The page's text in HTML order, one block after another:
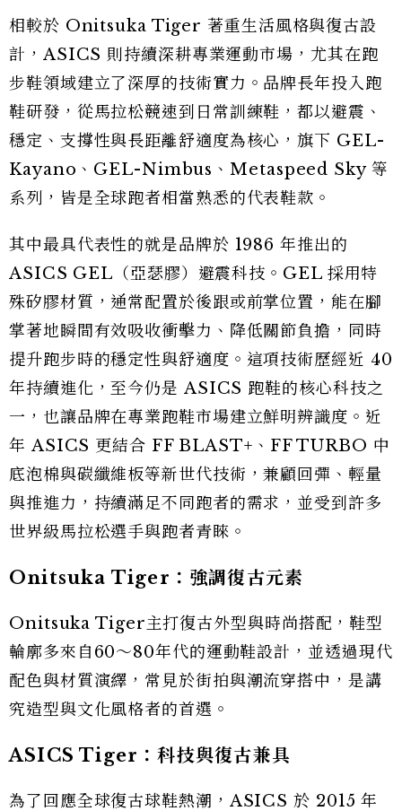
相較於 Onitsuka Tiger 著重生活風格與復古設
計，ASICS 則持續深耕專業運動市場，尤其在跑
步鞋領域建立了深厚的技術實力。品牌長年投入跑
鞋研發，從馬拉松競速到日常訓練鞋，都以避震、
穩定、支撐性與長距離舒適度為核心，旗下 GEL-
Kayano、GEL-Nimbus、Metaspeed Sky 等
系列，皆是全球跑者相當熟悉的代表鞋款。
其中最具代表性的就是品牌於 1986 年推出的
ASICS GEL（亞瑟膠）避震科技。GEL 採用特
殊矽膠材質，通常配置於後跟或前掌位置，能在腳
掌著地瞬間有效吸收衝擊力、降低關節負擔，同時
提升跑步時的穩定性與舒適度。這項技術歷經近 40
年持續進化，至今仍是 ASICS 跑鞋的核心科技之
一，也讓品牌在專業跑鞋市場建立鮮明辨識度。近
年 ASICS 更結合 FF BLAST+、FF TURBO 中
底泡棉與碳纖維板等新世代技術，兼顧回彈、輕量
與推進力，持續滿足不同跑者的需求，並受到許多
世界級馬拉松選手與跑者青睞。
Onitsuka Tiger：強調復古元素
Onitsuka Tiger主打復古外型與時尚搭配，鞋型
輪廓多來自60～80年代的運動鞋設計，並透過現代
配色與材質演繹，常見於街拍與潮流穿搭中，是講
究造型與文化風格者的首選。
ASICS Tiger：科技與復古兼具
為了回應全球復古球鞋熱潮，ASICS 於 2015 年